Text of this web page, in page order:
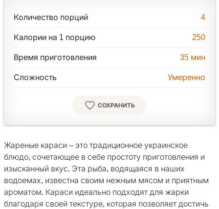
Количество порций 4
Калории на 1 порцию 250
Время приготовления 35 мин
Сложность Умеренно
СОХРАНИТЬ
Жареные караси – это традиционное украинское
блюдо, сочетающее в себе простоту приготовления и
изысканный вкус. Эта рыба, водящаяся в наших
водоемах, известна своим нежным мясом и приятным
ароматом. Караси идеально подходят для жарки
благодаря своей текстуре, которая позволяет достичь